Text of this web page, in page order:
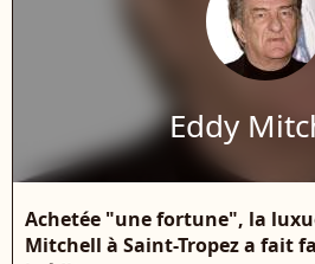
Eddy
Achetée "une fortune", la
Mitchell à Saint-Tropez a fait